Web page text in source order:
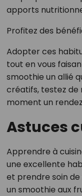
apports
Profitez des
Adopter ces
tout en vous
smoothie un allié
créatifs, testez de
moment un
Astuces
Apprendre à
une excellente
et prendre soin
un smoothie aux